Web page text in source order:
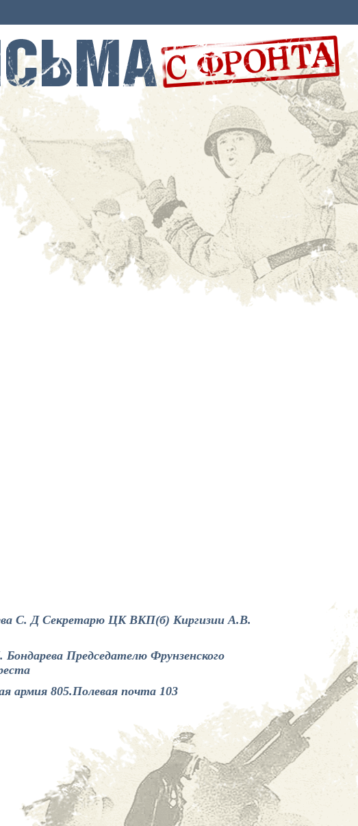
С. Д Секретарю ЦК ВКП(б) Киргизии А.В.
Председателю Фрунзенского
армия 805.Полевая почта 103